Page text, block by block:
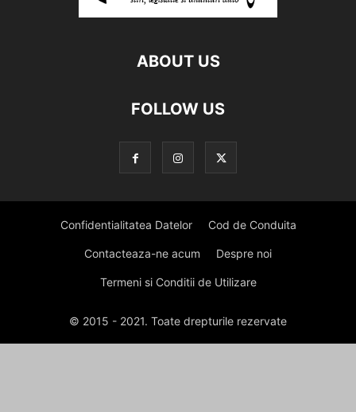
ABOUT US
FOLLOW US
Confidentialitatea Datelor Cod de Conduita
Contacteaza-ne acum Despre noi
Termeni si Conditii de Utilizare
© 2015 - 2021. Toate drepturile rezervate